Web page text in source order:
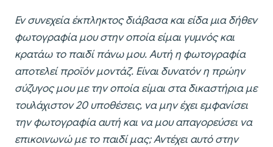
Εν συνεχεία έκπληκτος διάβασα και είδα μια δήθεν
φωτογραφία μου στην οποία είμαι γυμνός και
κρατάω το παιδί πάνω μου. Αυτή η φωτογραφία
αποτελεί προϊόν μοντάζ. Είναι δυνατόν η πρώην
σύζυγος μου με την οποία είμαι στα δικαστήρια με
τουλάχιστον 20 υποθέσεις, να μην έχει εμφανίσει
την φωτογραφία αυτή και να μου απαγορεύσει να
επικοινωνώ με το παιδί μας; Αντέχει αυτό στην